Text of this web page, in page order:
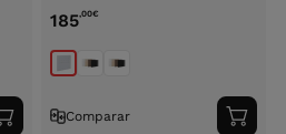
Adicionar
185,00€
Comparar